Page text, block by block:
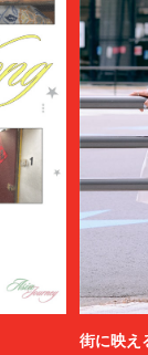
街に映え